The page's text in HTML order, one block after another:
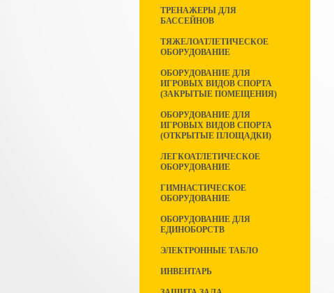
ТРЕНАЖЕРЫ ДЛЯ
БАССЕЙНОВ
ТЯЖЕЛОАТЛЕТИЧЕСКОЕ
ОБОРУДОВАНИЕ
ОБОРУДОВАНИЕ ДЛЯ
ИГРОВЫХ ВИДОВ СПОРТА
(ЗАКРЫТЫЕ ПОМЕЩЕНИЯ)
ОБОРУДОВАНИЕ ДЛЯ
ИГРОВЫХ ВИДОВ СПОРТА
(ОТКРЫТЫЕ ПЛОЩАДКИ)
ЛЕГКОАТЛЕТИЧЕСКОЕ
ОБОРУДОВАНИЕ
ГИМНАСТИЧЕСКОЕ
ОБОРУДОВАНИЕ
ОБОРУДОВАНИЕ ДЛЯ
ЕДИНОБОРСТВ
ЭЛЕКТРОННЫЕ ТАБЛО
ИНВЕНТАРЬ